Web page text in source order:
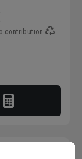
contribution